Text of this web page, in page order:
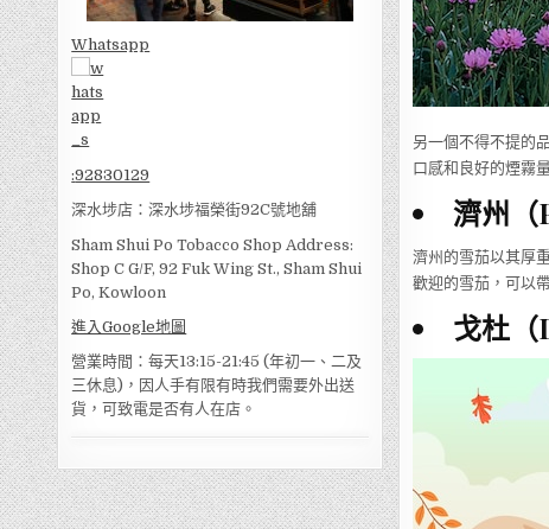
Whatsapp
:92830129
深水埗店：深水埗福榮街92C號地舖
Sham Shui Po Tobacco Shop Address:
Shop C G/F, 92 Fuk Wing St., Sham Shui
Po, Kowloon
進入Google地圖
營業時間：每天13:15-21:45 (年初一、二及
三休息)，因人手有限有時我們需要外出送
貨，可致電是否有人在店。
另一個不得不提的
口感和良好的煙霧
濟州（
濟州的雪茄以其厚
歡迎的雪茄，可以
戈杜（